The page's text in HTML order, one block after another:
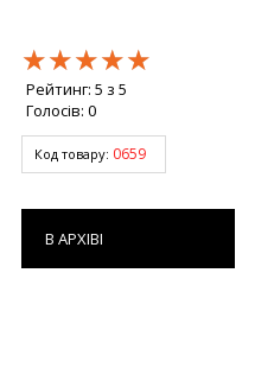
★★★★★
★★★★★
★★★★★
Рейтинг: 5 з 5
Голосів: 0
Код товару: 0659
В АРХІВІ